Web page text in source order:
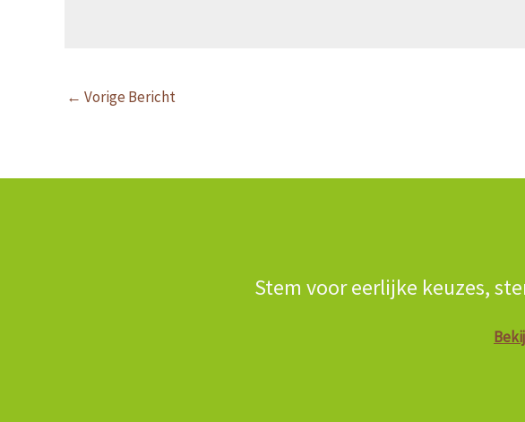
← Vorige Bericht
Stem voor eerlijke keuzes,